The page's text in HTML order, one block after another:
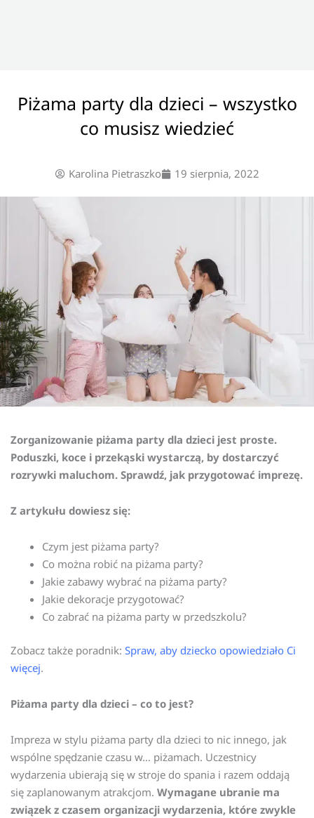
Piżama party dla dzieci – wszystko
co musisz wiedzieć
Karolina Pietraszko 19 sierpnia, 2022
Zorganizowanie piżama party dla dzieci jest proste.
Poduszki, koce i przekąski wystarczą, by dostarczyć
rozrywki maluchom. Sprawdź, jak przygotować imprezę.
Z artykułu dowiesz się:
Czym jest piżama party?
Co można robić na piżama party?
Jakie zabawy wybrać na piżama party?
Jakie dekoracje przygotować?
Co zabrać na piżama party w przedszkolu?
Zobacz także poradnik: Spraw, aby dziecko opowiedziało Ci
więcej.
Piżama party dla dzieci – co to jest?
Impreza w stylu piżama party dla dzieci to nic innego, jak
wspólne spędzanie czasu w… piżamach. Uczestnicy
wydarzenia ubierają się w stroje do spania i razem oddają
się zaplanowanym atrakcjom. Wymagane ubranie ma
związek z czasem organizacji wydarzenia, które zwykle